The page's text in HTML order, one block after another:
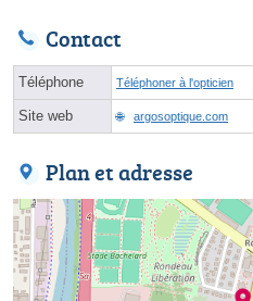
Contact
Téléphone Téléphoner à l'opticien
Site web argosoptique.com
Plan et adresse